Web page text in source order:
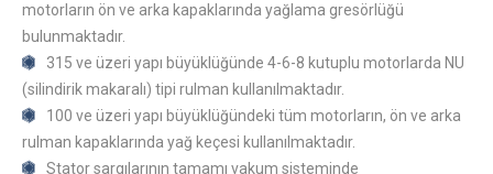
motorların ön ve arka kapaklarında yağlama gresörlüğü
bulunmaktadır.
315 ve üzeri yapı büyüklüğünde 4-6-8 kutuplu motorlarda NU
(silindirik makaralı) tipi rulman kullanılmaktadır.
100 ve üzeri yapı büyüklüğündeki tüm motorların, ön ve arka
rulman kapaklarında yağ keçesi kullanılmaktadır.
Stator sargılarının tamamı vakum sisteminde